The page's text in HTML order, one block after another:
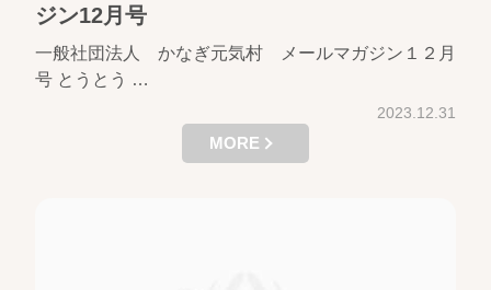
ジン12月号
一般社団法人 かなぎ元気村 メールマガジン１２月
号 とうとう …
2023.12.31
MORE